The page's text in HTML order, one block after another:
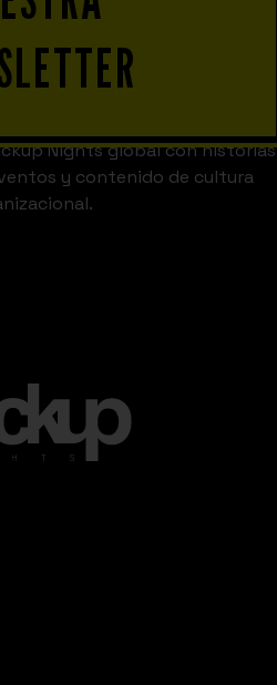
Nights global con historias
y contenido de cultura